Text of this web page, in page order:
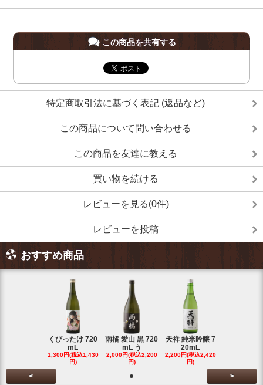
この商品を共有する
特定商取引法に基づく表記 (返品など)
この商品について問い合わせる
この商品を友達に教える
買い物を続ける
レビューを見る(0件)
レビューを投稿
おすすめ商品
くびったけ 720
mL
1,300円(税込1,430
円)
雨橘 愛山 黒 720
mL う
2,000円(税込2,200
円)
天祥 純米吟醸 7
20mL
2,200円(税込2,420
円)
< >